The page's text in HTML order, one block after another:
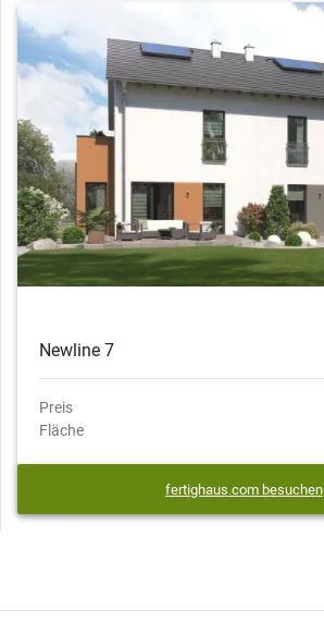
Newline 7
Preis
Fläche
fertighaus.com besuchen